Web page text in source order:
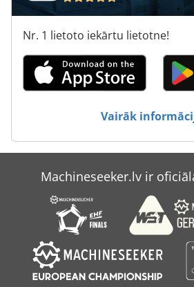
Nr. 1 lietoto iekārtu lietotne!
Vairāk
Machineseeker.lv ir